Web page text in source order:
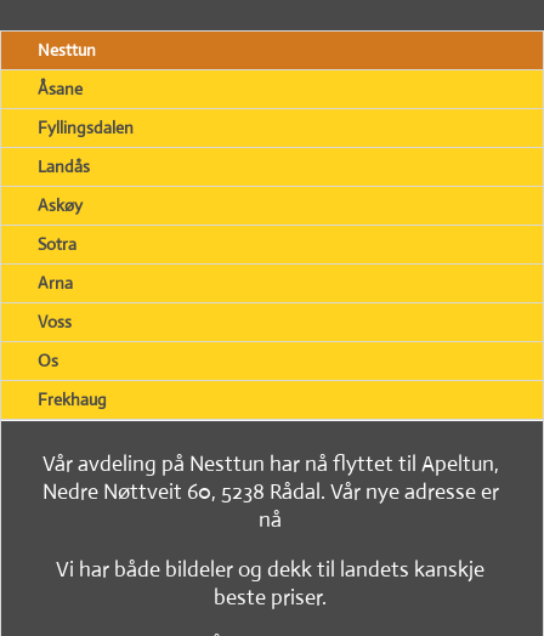
Nesttun
Åsane
Fyllingsdalen
Landås
Askøy
Sotra
Arna
Voss
Os
Frekhaug
Vår avdeling på Nesttun har nå flyttet til Apeltun,
Nedre Nøttveit 60, 5238 Rådal. Vår nye adresse er
nå
Vi har både bildeler og dekk til landets kanskje
beste priser.